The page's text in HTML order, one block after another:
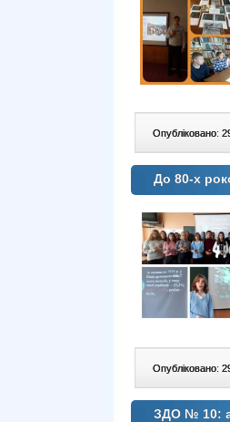
Опубліковано:
До 80-х
Опубліковано:
ЗДО № 10: